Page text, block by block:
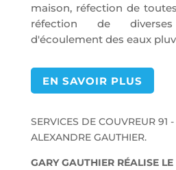
maison, réfection de
réfection de
d'écoulement des eaux
EN SAVOIR PLUS
SERVICES DE COUVREUR 91
ALEXANDRE GAUTHIER.
GARY GAUTHIER RÉALISE